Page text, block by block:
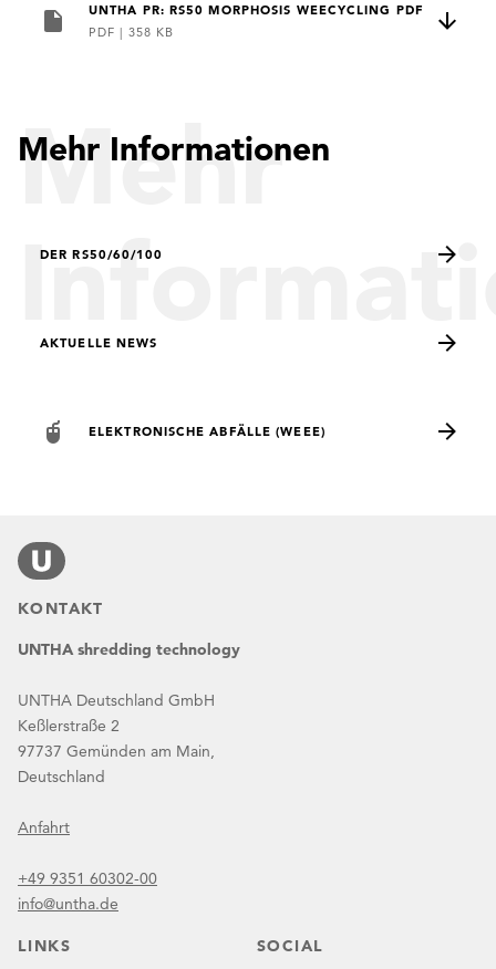
UNTHA PR: RS50 MORPHOSIS WEECYCLING PDF
PDF | 358 KB
Mehr
Mehr Informationen
DER RS50/60/100
AKTUELLE NEWS
ELEKTRONISCHE ABFÄLLE (WEEE)
KONTAKT
UNTHA shredding technology
UNTHA Deutschland GmbH
Keßlerstraße 2
97737 Gemünden am Main,
Deutschland
Anfahrt
+49 9351 60302-00
info@untha.de
LINKS SOCIAL